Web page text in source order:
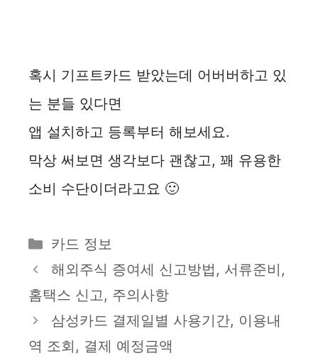
혹시 기프트카드 받았는데 어버버하고 있
는 분들 있다면
앱 설치하고 등록부터 해보세요.
막상 써보면 생각보다 괜찮고, 꽤 유용한
소비 수단이더라고요 🙂
카
테
리
카드 정보
해외주식 증여세 신고방법, 서류준비,
홈택스 신고, 주의사항
삼성카드 결제일별 사용기간, 이용내
역 조회, 결제 예정금액